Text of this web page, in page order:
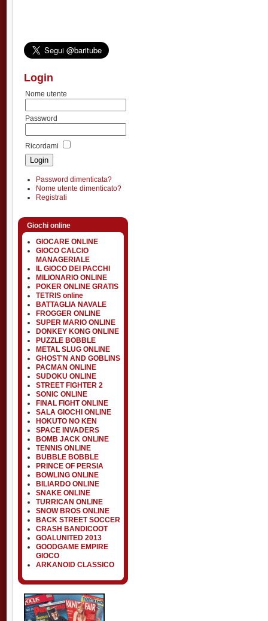
Login
Nome utente
Password
Ricordami
Password dimenticata?
Nome utente dimenticato?
Registrati
Giochi online
GIOCARE ONLINE
GIOCO CALCIO
MANAGERIALE
IL GIOCO DEI PACCHI
MILIONARIO ONLINE
POKER ONLINE GRATIS
TETRIS online
BATTAGLIA NAVALE
FROGGER ONLINE
SUPER MARIO ONLINE
DONKEY KONG ONLINE
PUZZLE BOBBLE
METAL SLUG ONLINE
GHOST'N AND GOBLINS
PACMAN ONLINE
SUDOKU ONLINE
STREET FIGHTER 2
SONIC ONLINE
FINAL FIGHT ONLINE
SALA GIOCHI ONLINE
HOKUTO NO KEN
SPACE INVADERS
BOMB JACK ONLINE
TENNIS ONLINE
BUBBLE BOBBLE
PRINCE OF PERSIA
BOWLING ONLINE
BILIARDO ONLINE
SNAKE ONLINE
TURRICAN ONLINE
SNOW BROS ONLINE
BACK STREET SOCCER
CRASH BANDICOOT
GOALUNITED 2013
GOODGAME EMPIRE
GIOCO
ARKANOID CLASSICO